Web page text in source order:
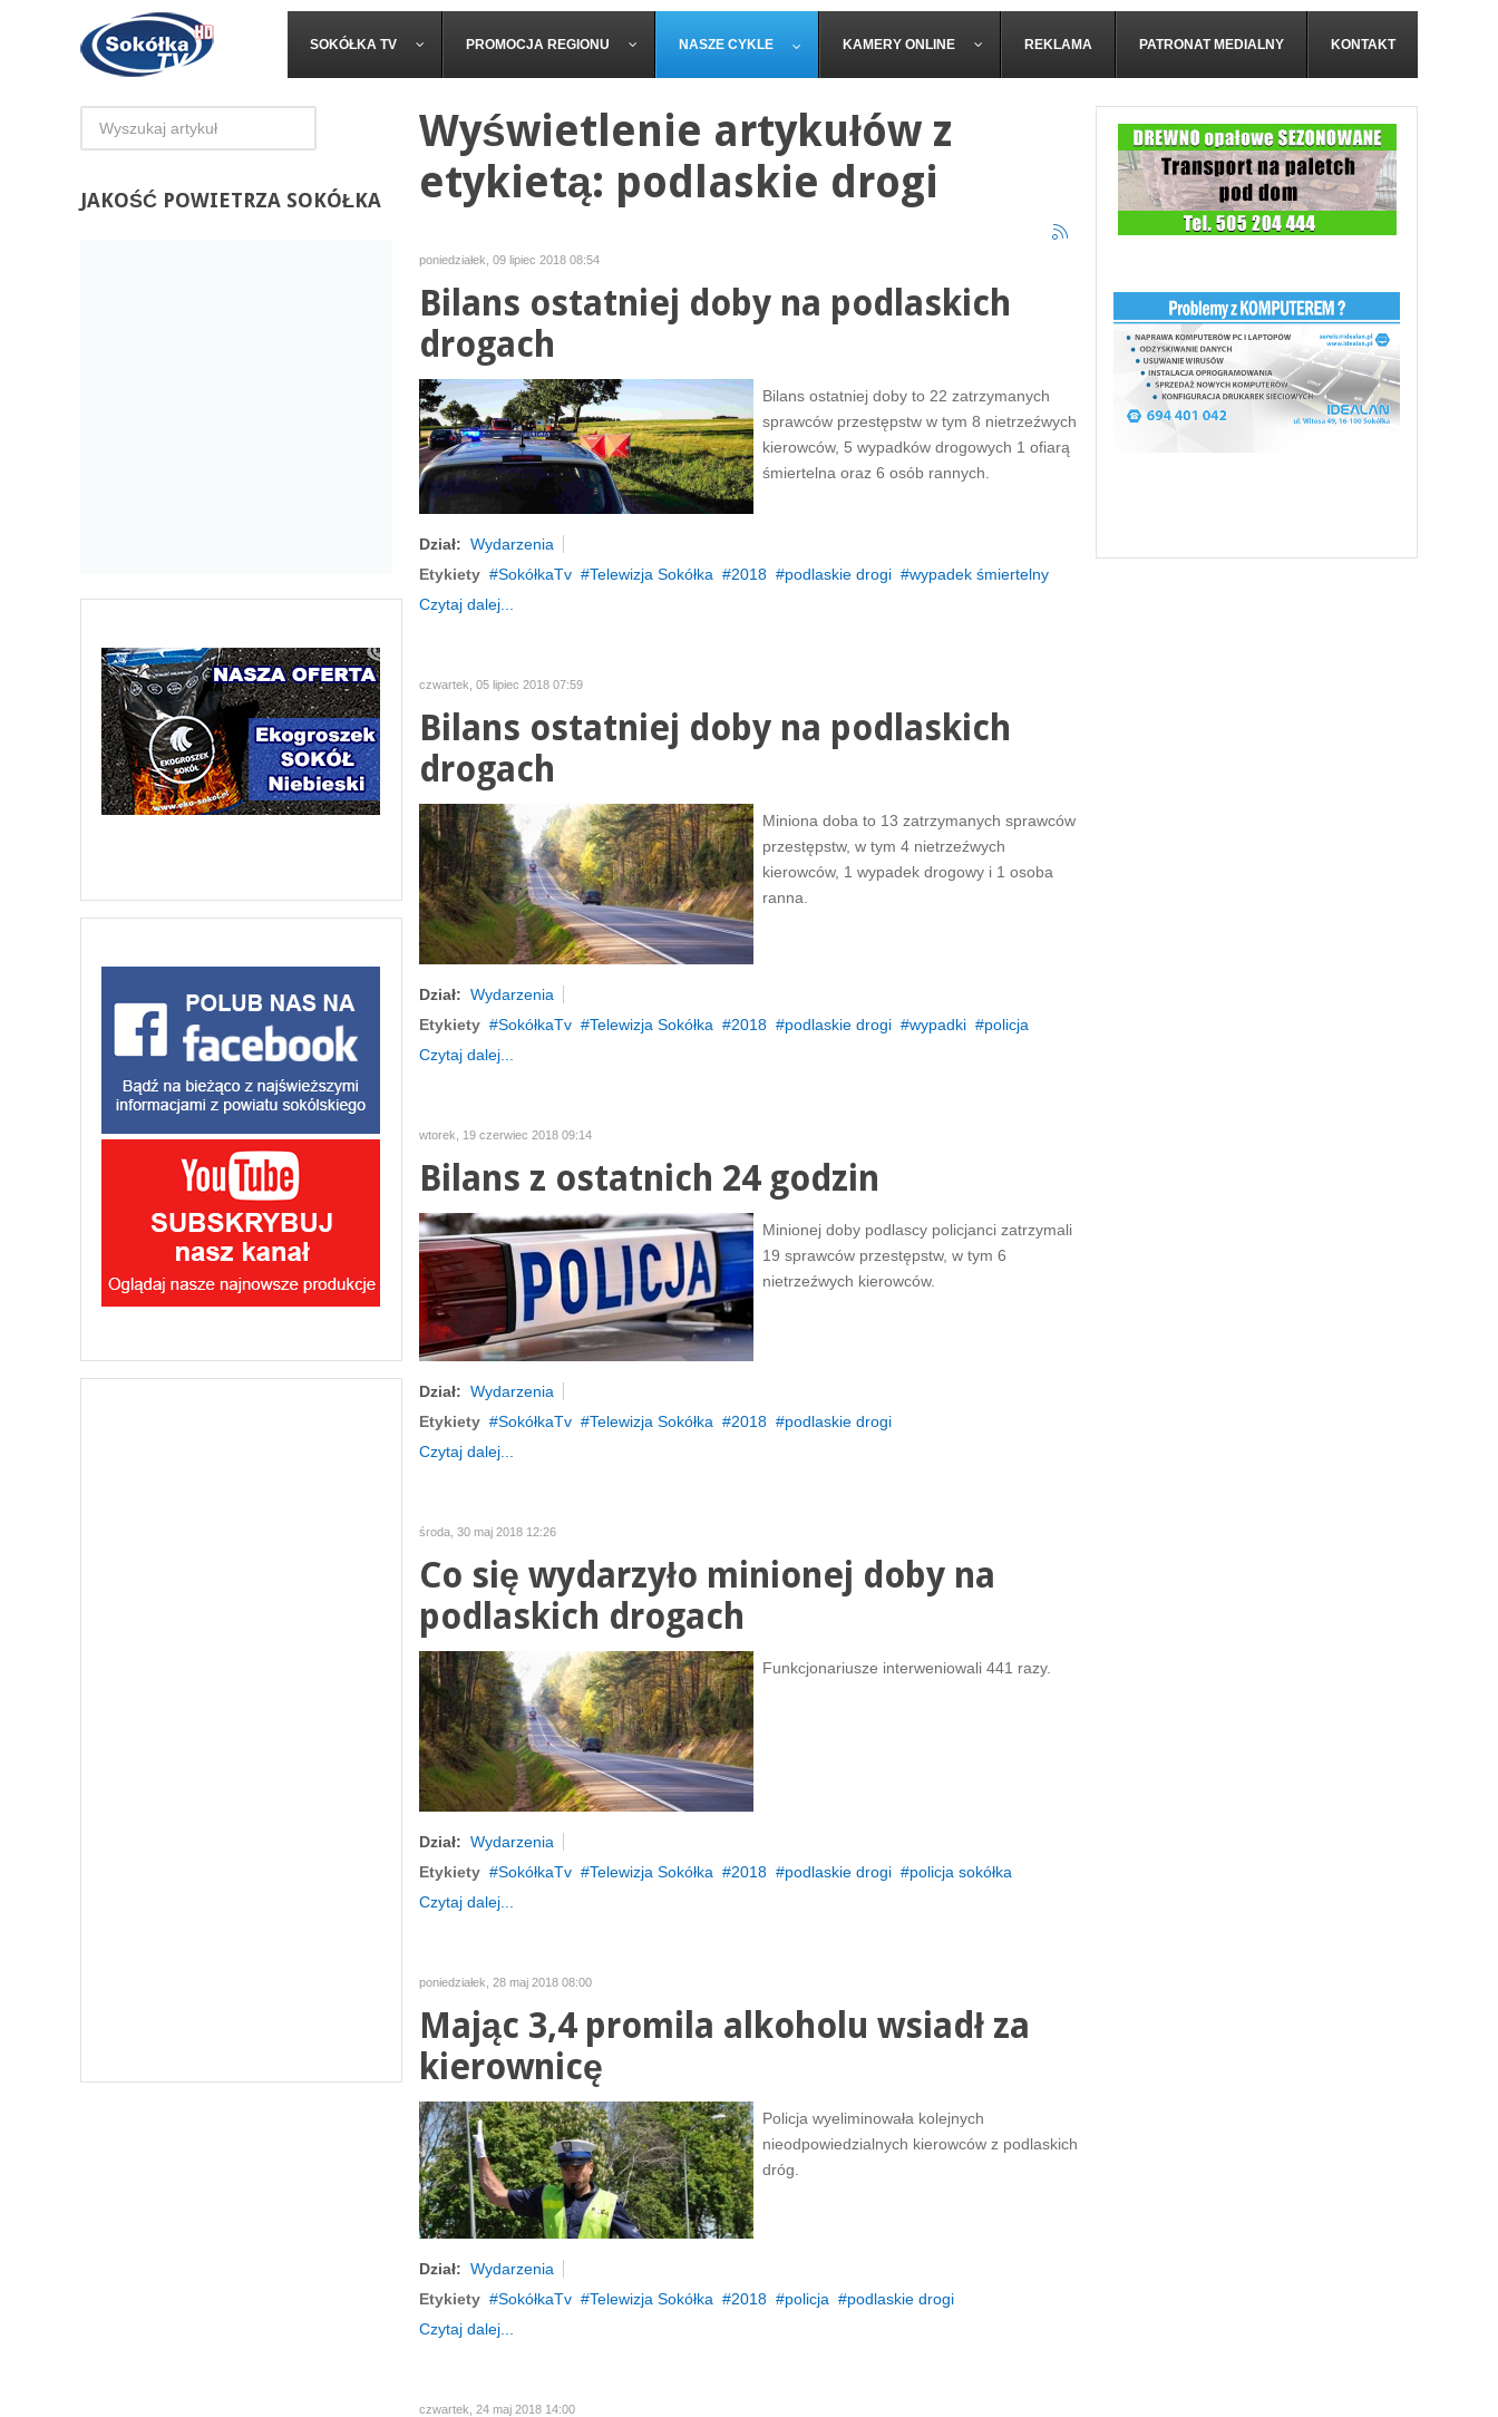
SOKÓŁKA TV PROMOCJA REGIONU NASZE CYKLE KAMERY ONLINE REKLAMA PATRONAT MEDIALNY KONTAKT
Wyświetlenie artykułów z
etykietą: podlaskie drogi
poniedziałek, 09 lipiec 2018 08:54
Bilans ostatniej doby na podlaskich
drogach
Bilans ostatniej doby to 22 zatrzymanych
sprawców przestępstw w tym 8 nietrzeźwych
kierowców, 5 wypadków drogowych 1 ofiarą
śmiertelna oraz 6 osób rannych.
Dział: Wydarzenia
Etykiety
SokółkaTv Telewizja Sokółka 2018 podlaskie drogi
wypadek śmiertelny
Czytaj dalej...
czwartek, 05 lipiec 2018 07:59
Bilans ostatniej doby na podlaskich
drogach
Miniona doba to 13 zatrzymanych sprawców
przestępstw, w tym 4 nietrzeźwych
kierowców, 1 wypadek drogowy i 1 osoba
ranna.
Dział: Wydarzenia
Etykiety
SokółkaTv Telewizja Sokółka 2018 podlaskie drogi wypadki
policja
Czytaj dalej...
wtorek, 19 czerwiec 2018 09:14
Bilans z ostatnich 24 godzin
Minionej doby podlascy policjanci zatrzymali
19 sprawców przestępstw, w tym 6
nietrzeźwych kierowców.
Dział: Wydarzenia
Etykiety
SokółkaTv Telewizja Sokółka 2018
podlaskie drogi
Czytaj dalej...
środa, 30 maj 2018 12:26
Co się wydarzyło minionej doby na
podlaskich drogach
Funkcjonariusze interweniowali 441 razy.
Dział: Wydarzenia
Etykiety
SokółkaTv Telewizja Sokółka 2018 podlaskie drogi
policja sokółka
Czytaj dalej...
poniedziałek, 28 maj 2018 08:00
Mając 3,4 promila alkoholu wsiadł za
kierownicę
Policja wyeliminowała kolejnych
nieodpowiedzialnych kierowców z podlaskich
dróg.
Dział: Wydarzenia
Etykiety
SokółkaTv Telewizja Sokółka 2018 policja
podlaskie drogi
Czytaj dalej...
czwartek, 24 maj 2018 14:00
JAKOŚĆ POWIETRZA SOKÓŁKA